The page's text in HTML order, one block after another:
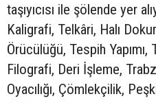
taşıyıcısı ile şölende yer
Kaligrafi, Telkâri, Halı
Örücülüğü, Tespih Yapımı,
Filografi, Deri İşleme,
Oyacılığı, Çömlekçilik,